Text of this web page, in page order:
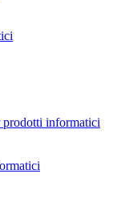
informatici